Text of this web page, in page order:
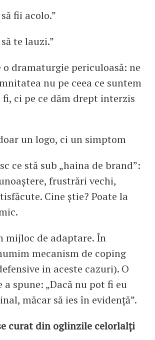
fii acolo.”
te lauzi.”
o dramaturgie periculoasă: ne
nu pe ceea ce suntem
fi, ci pe ce dăm drept interzis
un logo, ci un simptom
ce stă sub „haina de brand”:
frustrări vechi,
Cine știe? Poate la
mijloc de adaptare. În
mecanism de coping
in aceste cazuri). O
spune: „Dacă nu pot fi eu
măcar să ies în evidență”.
curat din oglinzile celorlalți